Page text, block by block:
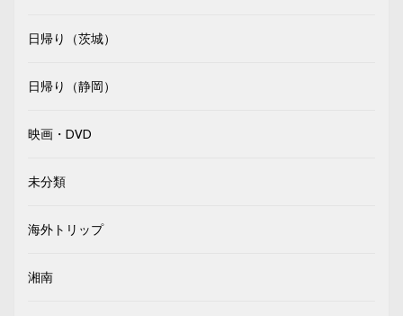
日帰り（茨城）
日帰り（静岡）
映画・DVD
未分類
海外トリップ
湘南